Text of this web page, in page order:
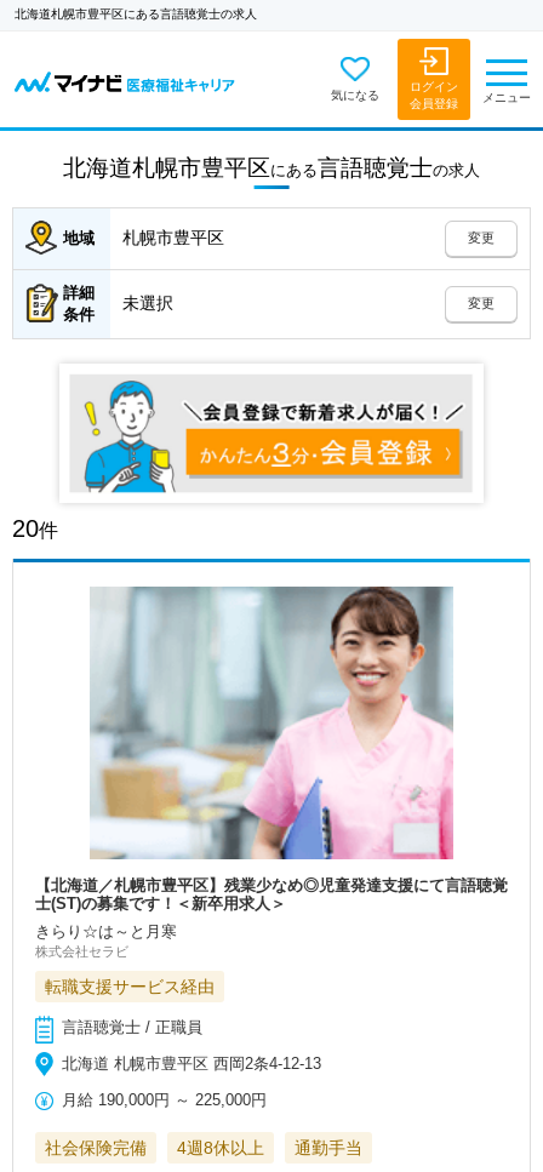
北海道札幌市豊平区にある言語聴覚士の求人
気になる
ログイン
会員登録
メニュー
北海道札幌市豊平区にある言語聴覚士の求人
地域 札幌市豊平区 変更
詳細
条件
未選択 変更
20件
【北海道／札幌市豊平区】残業少なめ◎児童発達支援にて言語聴覚
士(ST)の募集です！＜新卒用求人＞
きらり☆は～と月寒
株式会社セラビ
転職支援サービス経由
言語聴覚士 / 正職員
北海道 札幌市豊平区 西岡2条4-12-13
月給 190,000円 ～ 225,000円
社会保険完備 4週8休以上 通勤手当